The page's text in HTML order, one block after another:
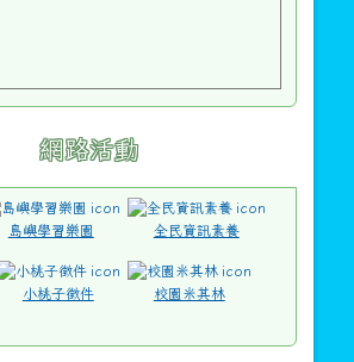
網路活動
島嶼學習樂園 全民資訊素養
小桃子徵件 校園米其林